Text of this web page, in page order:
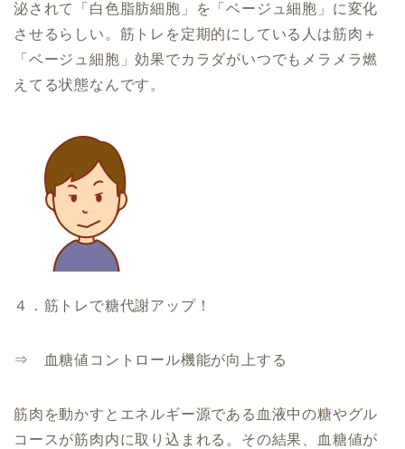
泌されて「白色脂肪細胞」を「ベージュ細胞」に変化
させるらしい。筋トレを定期的にしている人は筋肉＋
「ベージュ細胞」効果でカラダがいつでもメラメラ燃
えてる状態なんです。
４．筋トレで糖代謝アップ！
⇒ 血糖値コントロール機能が向上する
筋肉を動かすとエネルギー源である血液中の糖やグル
コースが筋肉内に取り込まれる。その結果、血糖値が